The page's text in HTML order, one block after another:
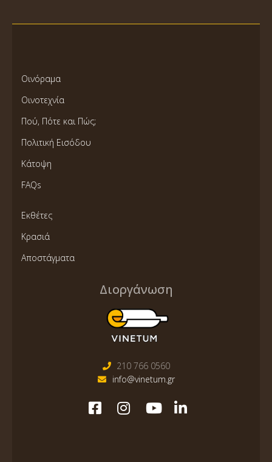
Οινόραμα
Οινοτεχνία
Πού, Πότε και Πώς;
Πολιτική Εισόδου
Κάτοψη
FAQs
Εκθέτες
Κρασιά
Αποστάγματα
Διοργάνωση
210 766 0560
info@vinetum.gr